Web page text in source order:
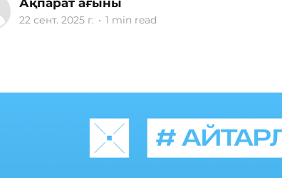
Ақпарат ағыны
22 сент. 2025 г. • 1 min read